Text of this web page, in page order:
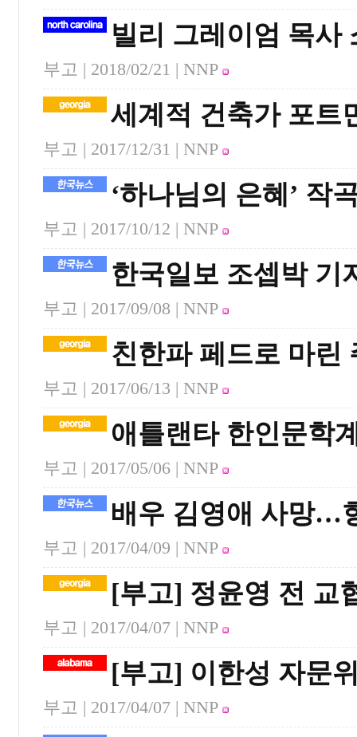
빌리 그레이엄 목사
부고 | 2018/02/21 | NNP
세계적 건축가 포트
부고 | 2017/12/31 | NNP
‘하나님의 은혜’ 작
부고 | 2017/10/12 | NNP
한국일보 조셉박 기
부고 | 2017/09/08 | NNP
친한파 페드로 마린
부고 | 2017/06/13 | NNP
애틀랜타 한인문학
부고 | 2017/05/06 | NNP
배우 김영애 사망…
부고 | 2017/04/09 | NNP
[부고] 정윤영 전 교
부고 | 2017/04/07 | NNP
[부고] 이한성 자문
부고 | 2017/04/07 | NNP